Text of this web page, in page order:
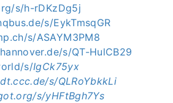
s/h-rDKzDg5j
s/EykTmsqGR
s/ASAYM3PM8
s/QT-HulCB29
s/IgCk75yx
s/QLRoYbkkLi
s/yHFtBgh7Ys